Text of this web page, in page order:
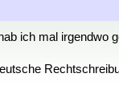
ich mal irgendwo